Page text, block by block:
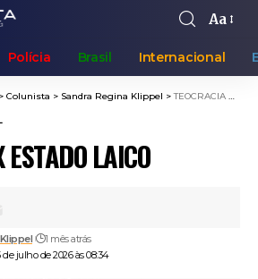
Aa
Polícia Brasil Internacional
> Colunista > Sandra Regina Klippel >TEOCRACIA X ESTADO LAICO
LAICO
julho de 2026 às 08:34
1 mês atrás